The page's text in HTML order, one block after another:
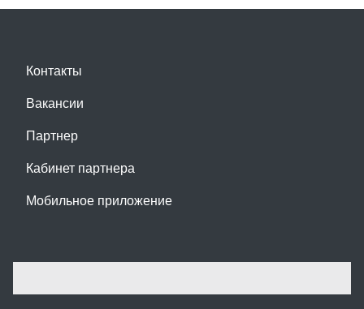
Контакты
Вакансии
Партнер
Кабинет партнера
Мобильное приложение